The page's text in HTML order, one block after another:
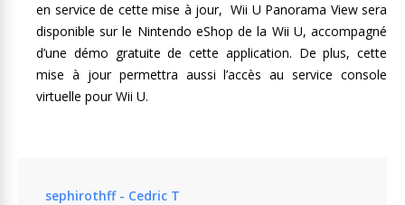
en service de cette mise à jour, Wii U Panorama View sera
disponible sur le Nintendo eShop de la Wii U, accompagné
d’une démo gratuite de cette application. De plus, cette
mise à jour permettra aussi l’accès au service console
virtuelle pour Wii U.
sephirothff - Cedric T